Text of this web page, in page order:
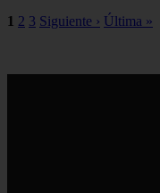
1 2 3 Siguiente › Última »